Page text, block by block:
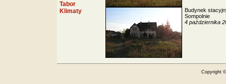
Tabor
Klimaty
Budynek
Sompolnie
4 października
Copyright